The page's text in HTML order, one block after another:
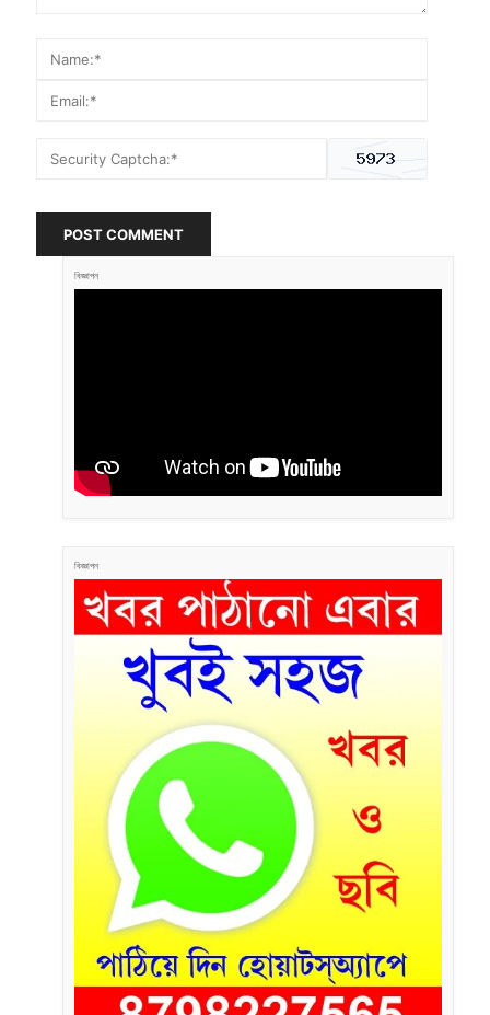
POST COMMENT
বিজ্ঞাপন
বিজ্ঞাপন